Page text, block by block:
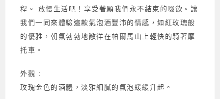
程。 放慢生活吧！享受著願我們永不結束的啜飲。讓
我們一同來體驗這款氣泡酒豐沛的情感，如紅玫瑰般
的優雅，朝氣勃勃地敞徉在帕爾馬山上輕快的騎著摩
托車。
外觀 :
玫瑰金色的酒體，淡雅細膩的氣泡緩緩升起。